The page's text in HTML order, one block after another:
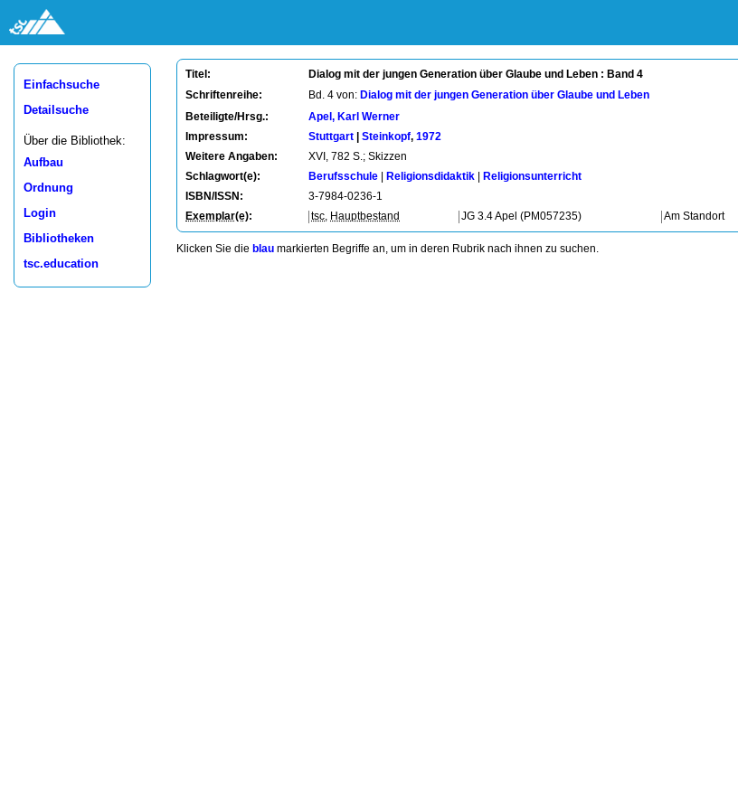
Einfachsuche
Detailsuche
Über die Bibliothek:
Aufbau
Ordnung
Login
Bibliotheken
tsc.education
Titel: Dialog mit der jungen Generation über Glaube und Leben : Band 4
Schriftenreihe: Bd. 4 von: Dialog mit der jungen Generation über Glaube und Leben
Beteiligte/Hrsg.:
Apel, Karl Werner
Impressum:
Stuttgart Steinkopf, 1972
Weitere Angaben:
XVI, 782 S.; Skizzen
Schlagwort(e):
Berufsschule Religionsdidaktik
Religionsunterricht
ISBN/ISSN:
3-7984-0236-1
Exemplar(e): tsc Hauptbestand JG 3.4 Apel (PM057235) Am Standort
Klicken Sie die blau markierten Begriffe an, um in deren Rubrik nach ihnen zu suchen.